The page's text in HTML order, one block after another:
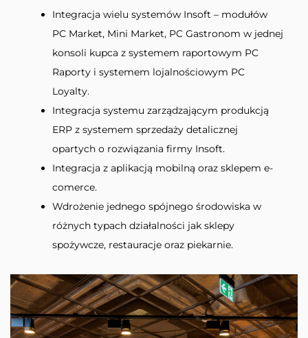
Integracja wielu systemów Insoft – modułów
PC Market, Mini Market, PC Gastronom w jednej
konsoli kupca z systemem raportowym PC
Raporty i systemem lojalnościowym PC
Loyalty.
Integracja systemu zarządzającym produkcją
ERP z systemem sprzedaży detalicznej
opartych o rozwiązania firmy Insoft.
Integracja z aplikacją mobilną oraz sklepem e-
comerce.
Wdrożenie jednego spójnego środowiska w
różnych typach działalności jak sklepy
spożywcze, restauracje oraz piekarnie.